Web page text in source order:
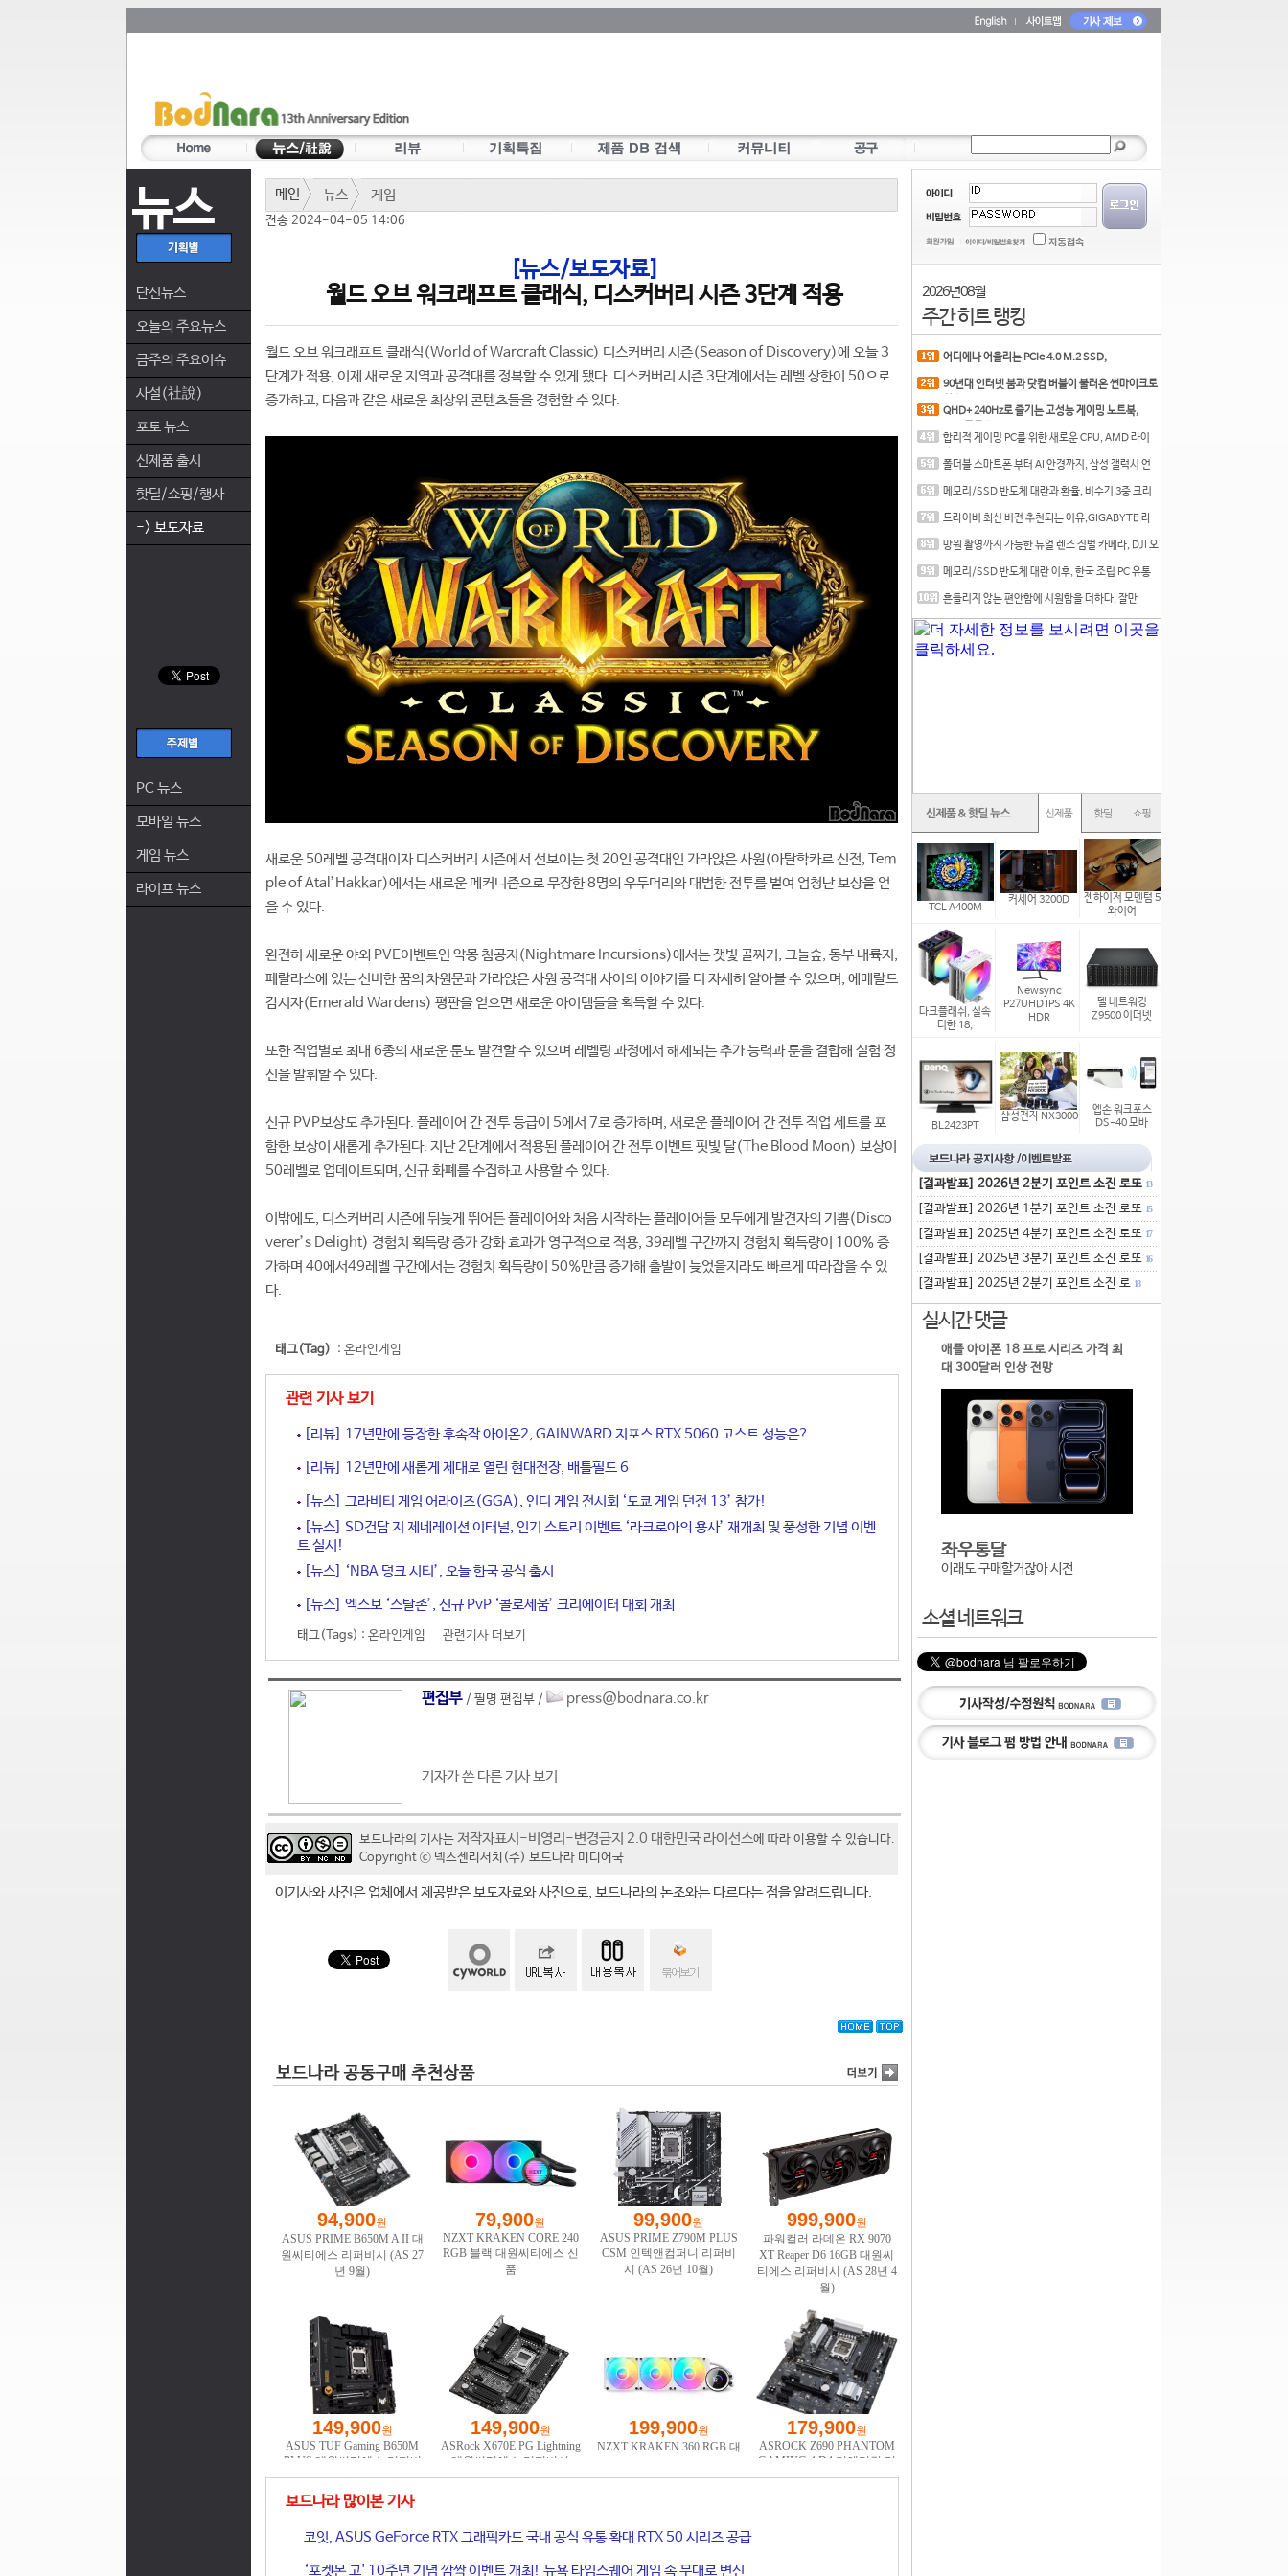
뉴스
단신뉴스
오늘의 주요뉴스
금주의 주요이슈
사설(社說)
포토 뉴스
신제품 출시
핫딜/쇼핑/행사
-> 보도자료
PC 뉴스
모바일 뉴스
게임 뉴스
라이프 뉴스
메인 뉴스 게임
전송 2024-04-05 14:06
[뉴스/보도자료]
월드 오브 워크래프트 클래식, 디스커버리 시즌 3단계 적용
월드 오브 워크래프트 클래식(World of Warcraft Classic) 디스커버리 시즌(Season of Discovery)에 오늘 3
단계가 적용, 이제 새로운 지역과 공격대를 정복할 수 있게 됐다. 디스커버리 시즌 3단계에서는 레벨 상한이 50으로
증가하고, 다음과 같은 새로운 최상위 콘텐츠들을 경험할 수 있다.
새로운 50레벨 공격대이자 디스커버리 시즌에서 선보이는 첫 20인 공격대인 가라앉은 사원(아탈학카르 신전, Tem
ple of Atal’Hakkar)에서는 새로운 메커니즘으로 무장한 8명의 우두머리와 대범한 전투를 벌여 엄청난 보상을 얻
을 수 있다.
완전히 새로운 야외 PVE이벤트인 악몽 침공지(Nightmare Incursions)에서는 잿빛 골짜기, 그늘숲, 동부 내륙지,
페랄라스에 있는 신비한 꿈의 차원문과 가라앉은 사원 공격대 사이의 이야기를 더 자세히 알아볼 수 있으며, 에메랄드
감시자(Emerald Wardens) 평판을 얻으면 새로운 아이템들을 획득할 수 있다.
또한 직업별로 최대 6종의 새로운 룬도 발견할 수 있으며 레벨링 과정에서 해제되는 추가 능력과 룬을 결합해 실험 정
신을 발휘할 수 있다.
신규 PVP보상도 추가된다. 플레이어 간 전투 등급이 5에서 7로 증가하며, 새로운 플레이어 간 전투 직업 세트를 포
함한 보상이 새롭게 추가된다. 지난 2단계에서 적용된 플레이어 간 전투 이벤트 핏빛 달(The Blood Moon) 보상이
50레벨로 업데이트되며, 신규 화폐를 수집하고 사용할 수 있다.
이밖에도, 디스커버리 시즌에 뒤늦게 뛰어든 플레이어와 처음 시작하는 플레이어들 모두에게 발견자의 기쁨(Disco
verer’s Delight) 경험치 획득량 증가 강화 효과가 영구적으로 적용, 39레벨 구간까지 경험치 획득량이 100% 증
가하며 40에서49레벨 구간에서는 경험치 획득량이 50%만큼 증가해 출발이 늦었을지라도 빠르게 따라잡을 수 있
다.
태그(Tag) : 온라인게임
관련 기사 보기
[리뷰] 17년만에 등장한 후속작 아이온2, GAINWARD 지포스 RTX 5060 고스트 성능은?
[리뷰] 12년만에 새롭게 제대로 열린 현대전장, 배틀필드 6
[뉴스] 그라비티 게임 어라이즈(GGA), 인디 게임 전시회 ‘도쿄 게임 던전 13’ 참가!
[뉴스] SD건담 지 제네레이션 이터널, 인기 스토리 이벤트 ‘라크로아의 용사’ 재개최 및 풍성한 기념 이벤
트 실시!
[뉴스] ‘NBA 덩크 시티’, 오늘 한국 공식 출시
[뉴스] 엑스보 ‘스탈존’, 신규 PvP ‘콜로세움’ 크리에이터 대회 개최
태그(Tags) : 온라인게임 관련기사 더보기
편집부 / 필명 편집부 / press@bodnara.co.kr
기자가 쓴 다른 기사 보기
보드나라의 기사는 저작자표시-비영리-변경금지 2.0 대한민국 라이선스에 따라 이용할 수 있습니다.
Copyright ⓒ 넥스젠리서치(주) 보드나라 미디어국
이기사와 사진은 업체에서 제공받은 보도자료와 사진으로, 보드나라의 논조와는 다르다는 점을 알려드립니다.
보드나라 많이본 기사
코잇, ASUS GeForce RTX 그래픽카드 국내 공식 유통 확대 RTX 50 시리즈 공급
‘포켓몬 고' 10주년 기념 깜짝 이벤트 개최! 뉴욕 타임스퀘어 게임 속 무대로 변신
2026년 08월
주간 히트 랭킹
어디에나 어울리는 PCIe 4.0 M.2 SSD,
90년대 인터넷 붐과 닷컴 버블이 불러온 썬마이크로
QHD+ 240Hz로 즐기는 고성능 게이밍 노트북,
합리적 게이밍 PC를 위한 새로운 CPU, AMD 라이
폴더블 스마트폰 부터 AI 안경까지, 삼성 갤럭시 언
메모리/SSD 반도체 대란과 환율, 비수기 3중 크리
드라이버 최신 버전 추천되는 이유,GIGABYTE 라
망원 촬영까지 가능한 듀얼 렌즈 짐벌 카메라, DJI 오
메모리/SSD 반도체 대란 이후, 한국 조립 PC 유통
흔들리지 않는 편안함에 시원함을 더하다, 잘만
TCL A400M
커세어 3200D
젠하이저 모멘텀 5
와이어
다크플래쉬, 실속
더한 18,
Newsync
P27UHD IPS 4K
HDR
델 네트워킹
Z9500 이더넷
BL2423PT
삼성전자 NX3000
엡손 워크포스
DS-40 모바
[결과발표] 2026년 2분기 포인트 소진 로또 13
[결과발표] 2026년 1분기 포인트 소진 로또 15
[결과발표] 2025년 4분기 포인트 소진 로또 17
[결과발표] 2025년 3분기 포인트 소진 로또 16
[결과발표] 2025년 2분기 포인트 소진 로 18
실시간 댓글
애플 아이폰 18 프로 시리즈 가격 최
대 300달러 인상 전망
아이잉
다 오르는 것 뿐이네요
소셜 네트워크